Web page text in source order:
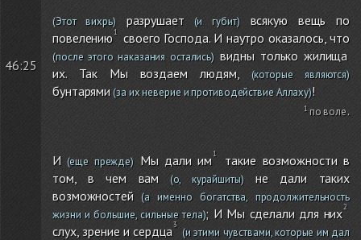
46:25
(Этот вихрь)разрушает(и губит)всякую вещь по
повелению
своего Господа. И наутро оказалось, что
(после этого наказания остались) видны только жилища
их. Так Мы воздаем людям,(которые являются)
бунтарями (за их неверие и противодействие Аллаху)!
по воле.
И(еще прежде) Мы дали им
такие возможности в
том, в чем вам (о, курайшиты)не дали таких
возможностей(а именно богатства, продолжительность
жизни и большие, сильные тела); И Мы сделали для них
слух, зрение и сердца
(и этими чувствами, которые им дал